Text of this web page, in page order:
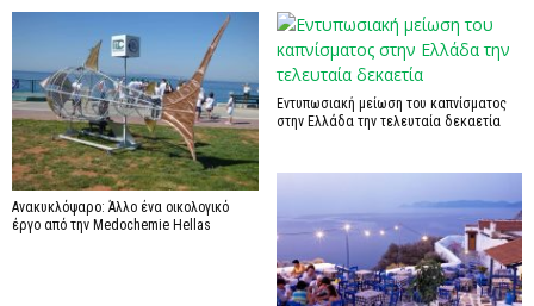
Ανακυκλόψαρο: Άλλο ένα οικολογικό
έργο από την Medochemie Hellas
Εντυπωσιακή μείωση του καπνίσματος
στην Ελλάδα την τελευταία δεκαετία